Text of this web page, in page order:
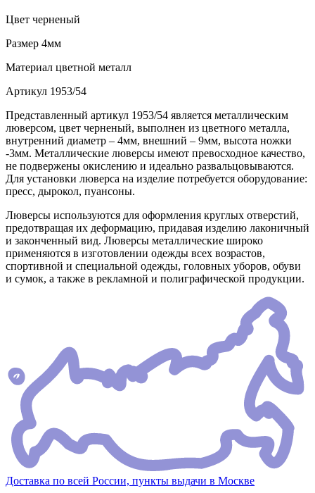
Цвет черненый
Размер 4мм
Материал цветной металл
Артикул 1953/54
Представленный артикул 1953/54 является металлическим
люверсом, цвет черненый, выполнен из цветного металла,
внутренний диаметр – 4мм, внешний – 9мм, высота ножки
-3мм. Металлические люверсы имеют превосходное качество,
не подвержены окислению и идеально развальцовываются.
Для установки люверса на изделие потребуется оборудование:
пресс, дырокол, пуансоны.
Люверсы используются для оформления круглых отверстий,
предотвращая их деформацию, придавая изделию лаконичный
и законченный вид. Люверсы металлические широко
применяются в изготовлении одежды всех возрастов,
спортивной и специальной одежды, головных уборов, обуви
и сумок, а также в рекламной и полиграфической продукции.
Доставка по всей России, пункты выдачи в Москве